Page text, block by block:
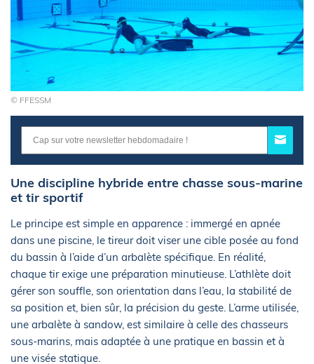
© FFESSM
Une discipline hybride entre chasse sous-marine
et tir sportif
Le principe est simple en apparence : immergé en apnée
dans une piscine, le tireur doit viser une cible posée au fond
du bassin à l’aide d’un arbalète spécifique. En réalité,
chaque tir exige une préparation minutieuse. L’athlète doit
gérer son souffle, son orientation dans l’eau, la stabilité de
sa position et, bien sûr, la précision du geste. L’arme utilisée,
une arbalète à sandow, est similaire à celle des chasseurs
sous-marins, mais adaptée à une pratique en bassin et à
une visée statique.